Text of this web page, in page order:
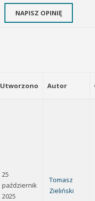
NAPISZ OPINIĘ
Utworzono Autor
25
październik
2025
Tomasz
Zieliński